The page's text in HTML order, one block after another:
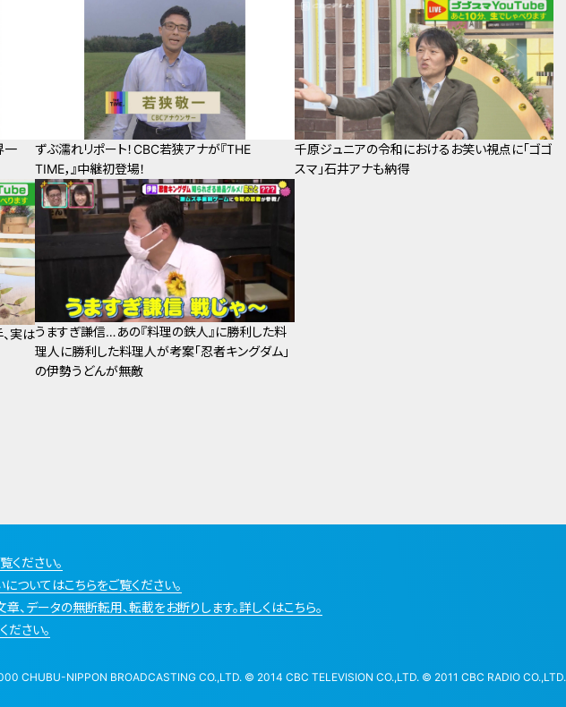
一
ずぶ濡れリポート！CBC若狭アナが『THE
TIME，』中継初登場！
千原ジュニアの令和におけるお笑い視点に「ゴゴ
スマ」石井アナも納得
実はうますぎ謙信…あの『料理の鉄人』に勝利した料
理人に勝利した料理人が考案「忍者キングダム」
の伊勢うどんが無敵
ください。
ついてはこちらをご覧ください。
、データの無断転用、転載をお断りします。詳しくはこちら。
さい。
CHUBU-NIPPON BROADCASTING CO.,LTD. © 2014 CBC TELEVISION CO.,LTD. © 2011 CBC RADIO CO.,LTD.